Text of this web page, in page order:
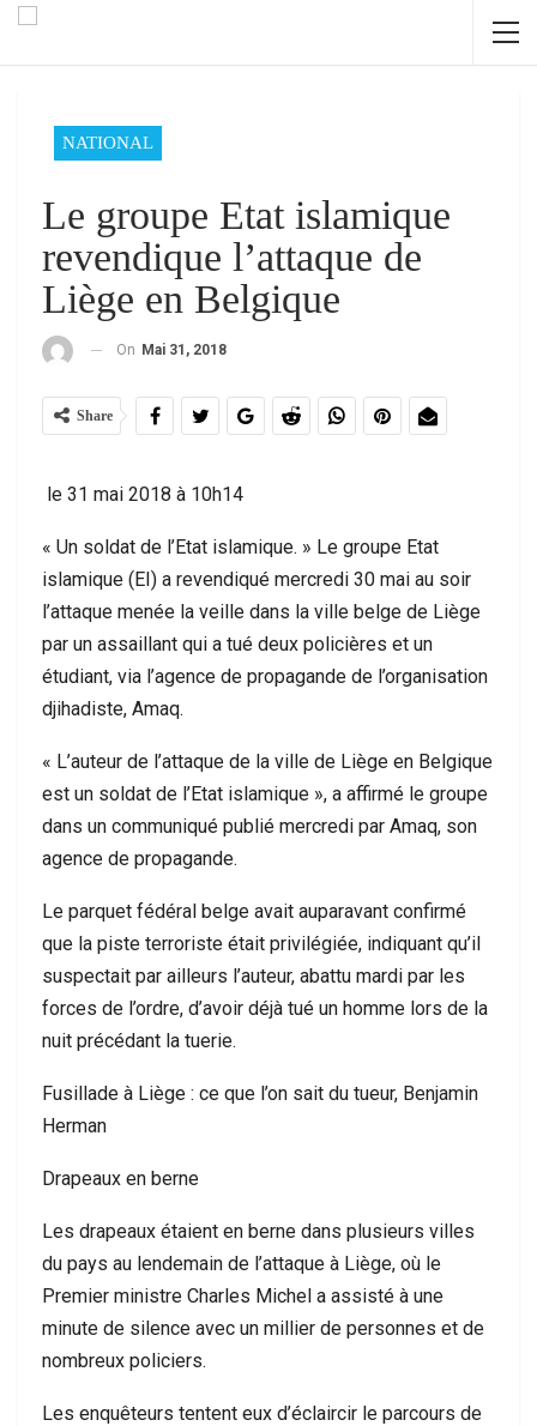
NATIONAL
Le groupe Etat islamique
revendique l’attaque de
Liège en Belgique
On Mai 31, 2018
Share
le 31 mai 2018 à 10h14
« Un soldat de l’Etat islamique. » Le groupe Etat
islamique (EI) a revendiqué mercredi 30 mai au soir
l’attaque menée la veille dans la ville belge de Liège
par un assaillant qui a tué deux policières et un
étudiant, via l’agence de propagande de l’organisation
djihadiste, Amaq.
« L’auteur de l’attaque de la ville de Liège en Belgique
est un soldat de l’Etat islamique », a affirmé le groupe
dans un communiqué publié mercredi par Amaq, son
agence de propagande.
Le parquet fédéral belge avait auparavant confirmé
que la piste terroriste était privilégiée, indiquant qu’il
suspectait par ailleurs l’auteur, abattu mardi par les
forces de l’ordre, d’avoir déjà tué un homme lors de la
nuit précédant la tuerie.
Fusillade à Liège : ce que l’on sait du tueur, Benjamin
Herman
Drapeaux en berne
Les drapeaux étaient en berne dans plusieurs villes
du pays au lendemain de l’attaque à Liège, où le
Premier ministre Charles Michel a assisté à une
minute de silence avec un millier de personnes et de
nombreux policiers.
Les enquêteurs tentent eux d’éclaircir le parcours de